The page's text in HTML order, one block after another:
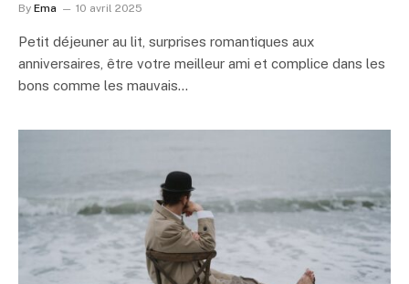
By Ema 10 avril 2025
Petit déjeuner au lit, surprises romantiques aux
anniversaires, être votre meilleur ami et complice dans les
bons comme les mauvais…